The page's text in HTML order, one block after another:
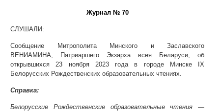
Журнал № 70
СЛУШАЛИ:
Сообщение Митрополита Минского и Заславского
ВЕНИАМИНА, Патриаршего Экзарха всея Беларуси, об
открывшихся 23 ноября 2023 года в городе Минске IX
Белорусских Рождественских образовательных чтениях.
Справка:
Белорусские Рождественские образовательные чтения —